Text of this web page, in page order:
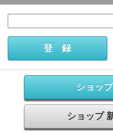
ショッ
ショップ